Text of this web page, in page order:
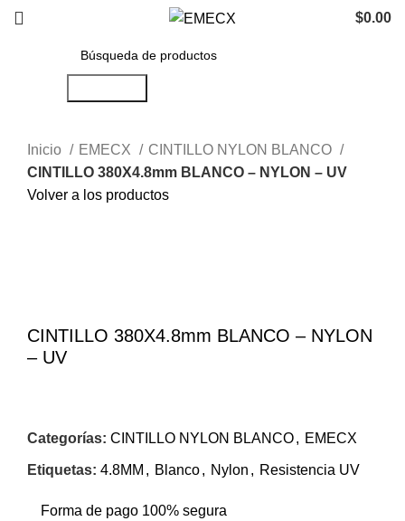
$0.00
Inicio EMECX
CINTILLO NYLON BLANCO
CINTILLO 380X4.8mm BLANCO – NYLON – UV
Volver a los productos
CINTILLO 380X4.8mm BLANCO – NYLON
– UV
Categorías: CINTILLO NYLON BLANCO, EMECX
Etiquetas: 4.8MM , Blanco, Nylon , Resistencia UV
Forma de pago 100% segura